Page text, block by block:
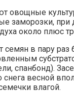
овощные
заморозки, при
около плюс
семян в пару
спанбонд).
снега весной
влагой.